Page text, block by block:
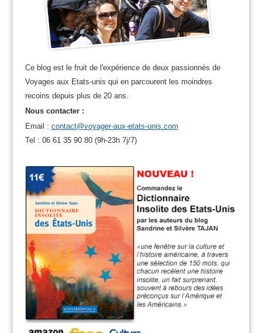
Ce blog est le fruit de l'expérience de deux passionnés de
Voyages aux Etats-unis qui en parcourent les moindres
recoins depuis plus de 20 ans.
Nous contacter :
Email : contact@voyager-aux-etats-unis.com
Tel : 06 61 35 90 80 (9h-23h 7j/7)